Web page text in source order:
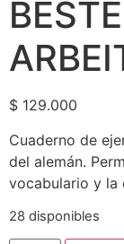
$ 129.000
Cuaderno de
del alemán.
vocabulario y la
28 disponibles